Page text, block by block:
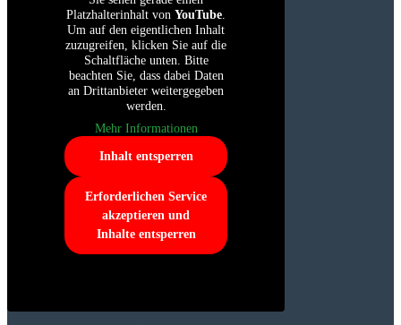
Platzhalterinhalt von YouTube
Um auf den eigentlichen Inhalt
zuzugreifen, klicken Sie auf die
Schaltfläche unten. Bitte
beachten Sie, dass dabei Daten
an Drittanbieter weitergegeben
werden.
Mehr Informationen
Inhalt entsperren
Erforderlichen Service
akzeptieren und
Inhalte entsperren